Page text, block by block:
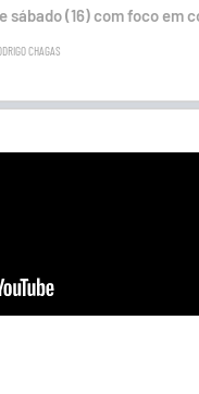
sábado (16) com foco
CHAGAS